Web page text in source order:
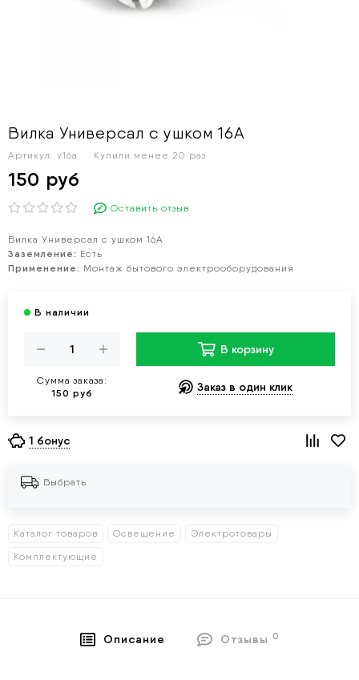
Вилка Универсал с ушком 16А
Артикул: v16a Купили менее 20 раз
150 руб
Оставить отзыв
Вилка Универсал с ушком 16А
Заземление: Есть
Применение: Монтаж бытового электрооборудования
Сумма заказа:
150 руб
В корзину
Заказ в один клик
1 бонус
Выбрать
Каталог товаров Освещение Электротовары
Комплектующие
Описание Отзывы 0